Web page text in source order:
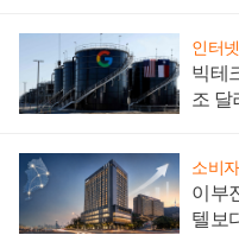
인터
빅테
조 달
소비
이부
텔보